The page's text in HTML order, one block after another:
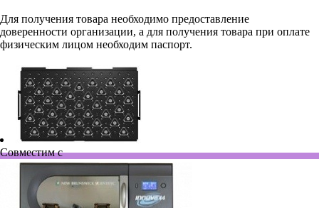
Для получения товара необходимо предоставление
доверенности организации, а для получения товара при оплате
физическим лицом необходим паспорт.
Совместим с